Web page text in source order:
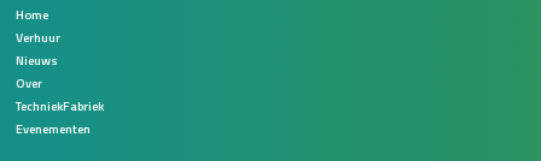
Home
Verhuur
Nieuws
Over
TechniekFabriek
Evenementen